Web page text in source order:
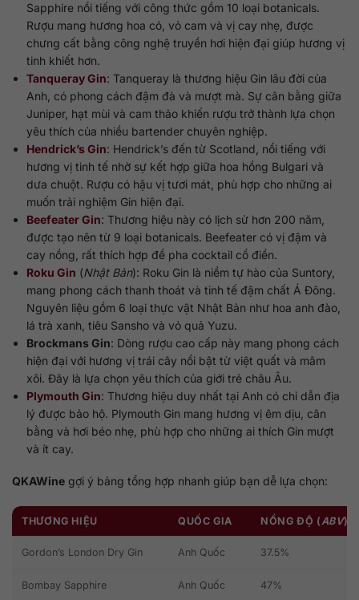
Sapphire nổi tiếng với công thức gồm 10 loại botanicals.
Rượu mang hương hoa cỏ, vỏ cam và vị cay nhẹ, được
chưng cất bằng công nghệ truyền hơi hiện đại giúp hương vị
tinh khiết hơn.
Tanqueray Gin: Tanqueray là thương hiệu Gin lâu đời của
Anh, có phong cách đậm đà và mượt mà. Sự cân bằng giữa
Juniper, hạt mùi và cam thảo khiến rượu trở thành lựa chọn
yêu thích của nhiều bartender chuyên nghiệp.
Hendrick’s Gin: Hendrick’s đến từ Scotland, nổi tiếng với
hương vị tinh tế nhờ sự kết hợp giữa hoa hồng Bulgari và
dưa chuột. Rượu có hậu vị tươi mát, phù hợp cho những ai
muốn trải nghiệm Gin hiện đại.
Beefeater Gin: Thương hiệu này có lịch sử hơn 200 năm,
được tạo nên từ 9 loại botanicals. Beefeater có vị đậm và
cay nồng, rất thích hợp để pha cocktail cổ điển.
Roku Gin (Nhật Bản): Roku Gin là niềm tự hào của Suntory,
mang phong cách thanh thoát và tinh tế đậm chất Á Đông.
Nguyên liệu gồm 6 loại thực vật Nhật Bản như hoa anh đào,
lá trà xanh, tiêu Sansho và vỏ quả Yuzu.
Brockmans Gin: Dòng rượu cao cấp này mang phong cách
hiện đại với hương vị trái cây nổi bật từ việt quất và mâm
xôi. Đây là lựa chọn yêu thích của giới trẻ châu Âu.
Plymouth Gin: Thương hiệu duy nhất tại Anh có chỉ dẫn địa
lý được bảo hộ. Plymouth Gin mang hương vị êm dịu, cân
bằng và hơi béo nhẹ, phù hợp cho những ai thích Gin mượt
và ít cay.
QKAWine gợi ý bảng tổng hợp nhanh giúp bạn dễ lựa chọn:
THƯƠNG HIỆU QUỐC GIA NỒNG ĐỘ (ABV)
Gordon’s London Dry Gin Anh Quốc 37.5%
Bombay Sapphire Anh Quốc 47%